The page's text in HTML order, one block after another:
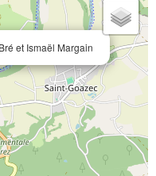
et Ismaël Margain